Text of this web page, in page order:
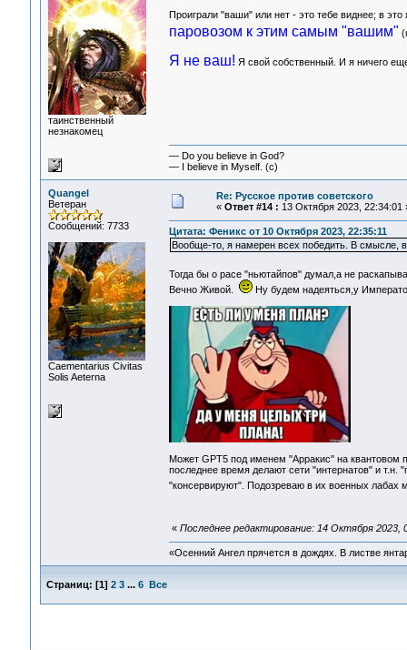
таинственный
незнакомец
Проиграли "ваши" или нет - это тебе виднее; в
паровозом к этим самым "вашим"
Я не ваш! Я свой собственный. И я ничего
— Do you believe in God?
— I believe in Myself. (c)
Quangel
Ветеран
Сообщений: 7733
Сaementarius Civitas
Solis Aeterna
Re: Русское против советского
« Ответ #14 : 13 Октября 2023, 22:34:01
Цитата: Феникс от 10 Октября 2023, 22:35:11
Вообще-то, я намерен всех победить. В смысле,
Тогда бы о расе "ньютайпов" думал,а не
Вечно Живой.
Ну будем надеяться,у
Может GPT5 под именем "Арракис" на квантовом
последнее время делают сети "интернатов" и т.н.
"консервируют". Подозреваю в их военных лабах
« Последнее редактирование: 14 Октября 2023,
«Осенний Ангел прячется в дождях. В листве
Страниц: [1] 2 3 ... 6 Все